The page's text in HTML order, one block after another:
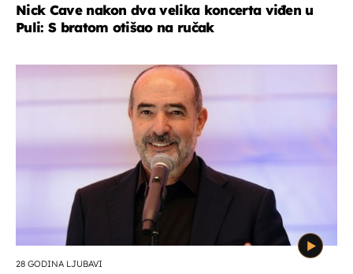
Nick Cave nakon dva velika koncerta viđen u
Puli: S bratom otišao na ručak
28 GODINA LJUBAVI